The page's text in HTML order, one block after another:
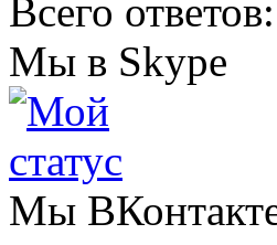
Всего ответов:
Мы в Skype
Мы